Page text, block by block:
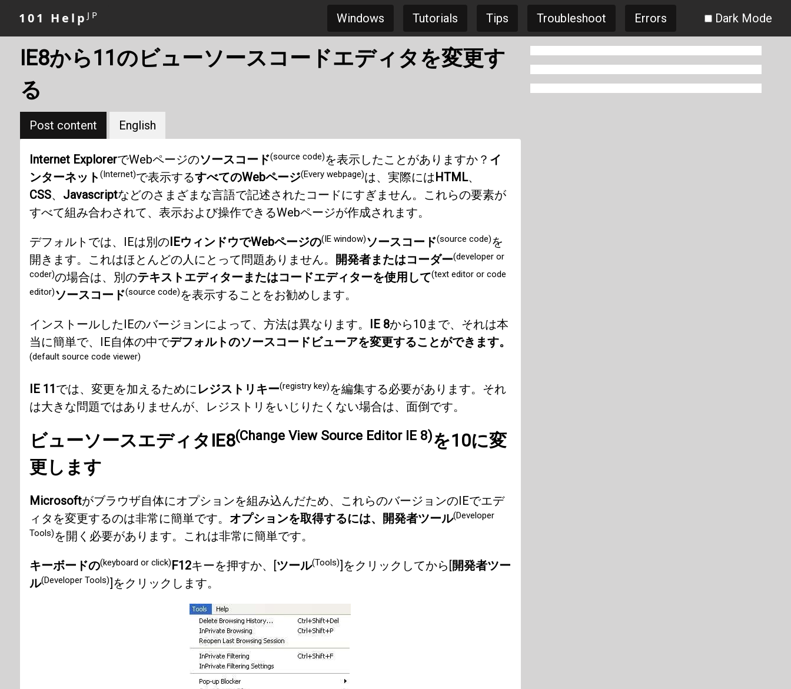
101 HelpJP Windows Tutorials Tips Troubleshoot Errors Dark Mode
IE8から11のビューソースコードエディタを変更す
る
Post content English
Internet ExplorerでWebページのソースコード(source code)を表示したことがありますか？ イ
ンターネット(Internet)で表示するすべてのWebページ(Every webpage)は、実際にはHTML、
CSS、 Javascriptなどのさまざまな言語で記述されたコードにすぎません。これらの要素が
すべて組み合わされて、表示および操作できるWebページが作成されます。
デフォルトでは、IEは別のIEウィンドウでWebページの(IE window)ソースコード(source code)を
開きます。これはほとんどの人にとって問題ありません。
開発者またはコーダー(developer or
coder)の場合は、別のテキストエディターまたはコードエディターを使用して(text editor or code
editor)ソースコード(source code)を表示することをお勧めします。
インストールしたIEのバージョンによって、方法は異なります。 IE 8から10まで、それは本
当に簡単で、IE自体の中でデフォルトのソースコードビューアを変更することができます。
(default source code viewer)
IE 11では、変更を加えるために レジストリキー(registry key)を編集する必要があります。それ
は大きな問題ではありませんが、レジストリをいじりたくない場合は、面倒です。
ビューソースエディタIE8(Change View Source Editor IE 8)を10に変
更します
Microsoftがブラウザ自体にオプションを組み込んだため、これらのバージョンのIEでエデ
ィタを変更するのは非常に簡単です。 オプションを取得するには、開発者ツール(Developer
Tools)を開く必要があります。これは非常に簡単です。
キーボードの(keyboard or click)F12キーを押すか、[ツール(Tools)]をクリックしてから[開発者ツー
ル(Developer Tools)]をクリックします。